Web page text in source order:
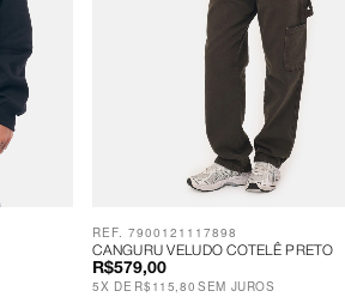
CANGURU VELUDO COTELÊ PRETO
R$579,00
5X DE R$115,80 SEM JUROS
REF. 7900121117898